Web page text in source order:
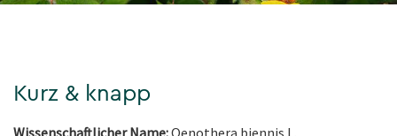
Kurz & knapp